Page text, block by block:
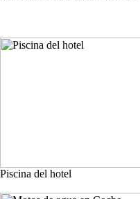
Piscina del hotel